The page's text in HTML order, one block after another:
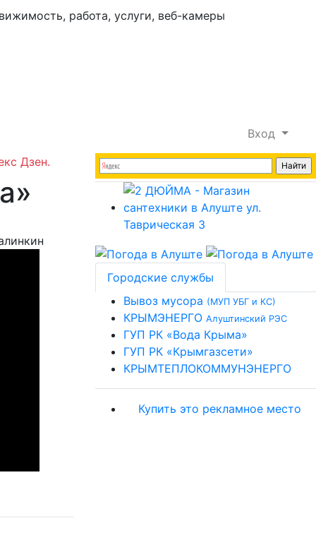
Вход
Дзен.
Городские службы
Вывоз мусора (МУП УБГ и КС)
КРЫМЭНЕРГО Алуштинский РЭС
ГУП РК «Вода Крыма»
ГУП РК «Крымгазсети»
КРЫМТЕПЛОКОММУНЭНЕРГО
Купить это рекламное место